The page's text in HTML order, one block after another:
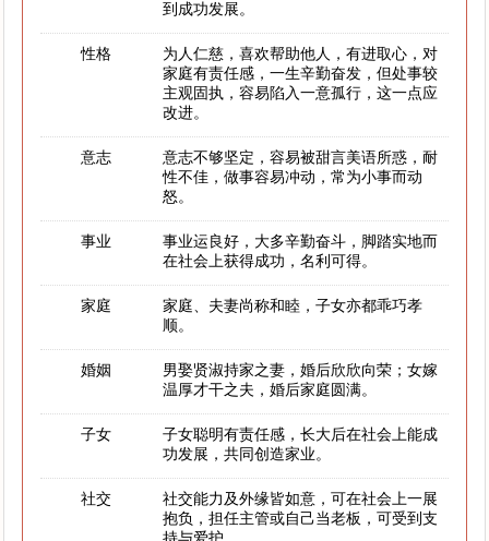
到成功发展。
性格
为人仁慈，喜欢帮助他人，有进取心，对
家庭有责任感，一生辛勤奋发，但处事较
主观固执，容易陷入一意孤行，这一点应
改进。
意志
意志不够坚定，容易被甜言美语所惑，耐
性不佳，做事容易冲动，常为小事而动
怒。
事业
事业运良好，大多辛勤奋斗，脚踏实地而
在社会上获得成功，名利可得。
家庭
家庭、夫妻尚称和睦，子女亦都乖巧孝
顺。
婚姻
男娶贤淑持家之妻，婚后欣欣向荣；女嫁
温厚才干之夫，婚后家庭圆满。
子女
子女聪明有责任感，长大后在社会上能成
功发展，共同创造家业。
社交
社交能力及外缘皆如意，可在社会上一展
抱负，担任主管或自己当老板，可受到支